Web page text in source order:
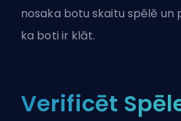
nosaka botu skaitu spēlē un
ka boti ir klāt.
Verificēt